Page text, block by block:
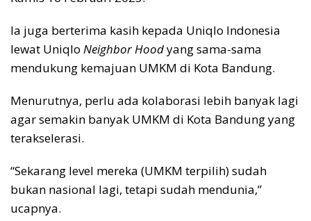
Ia juga berterima kasih kepada Uniqlo Indonesia
lewat Uniqlo Neighbor Hoodyang sama-sama
mendukung kemajuan UMKM di Kota Bandung.
Menurutnya, perlu ada kolaborasi lebih banyak lagi
agar semakin banyak UMKM di Kota Bandung yang
terakselerasi.
“Sekarang level mereka (UMKM terpilih) sudah
bukan nasional lagi, tetapi sudah mendunia,”
ucapnya.